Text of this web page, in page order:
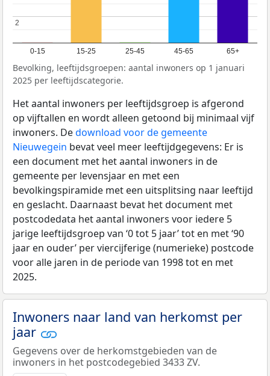
0-15 15-25 25-45 45-65 65+
2
2
Bevolking, leeftijdsgroepen: aantal inwoners op 1 januari
2025 per leeftijdscategorie.
Het aantal inwoners per leeftijdsgroep is afgerond
op vijftallen en wordt alleen getoond bij minimaal vijf
inwoners. Dedownload voor de gemeente
Nieuwegein bevat veel meer leeftijdgegevens: Er is
een document met het aantal inwoners in de
gemeente per levensjaar en met een
bevolkingspiramide met een uitsplitsing naar leeftijd
en geslacht. Daarnaast bevat het document met
postcodedata het aantal inwoners voor iedere 5
jarige leeftijdsgroep van ‘0 tot 5 jaar’ tot en met ‘90
jaar en ouder’ per viercijferige (numerieke) postcode
voor alle jaren in de periode van 1998 tot en met
2025.
Inwoners naar land van herkomst per
jaar
Gegevens over de herkomstgebieden van de
inwoners in het postcodegebied 3433 ZV.